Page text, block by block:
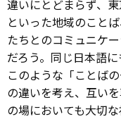
違いにとどまらず、
といった地域のこと
たちとのコミュニケ
だろう。同じ日本語
このような「ことば
の違いを考え、互い
の場においても大切な